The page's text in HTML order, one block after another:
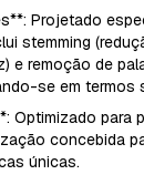
Projetado
stemming
e remoção de
se em termos
Optimizado para
concebida
únicas.